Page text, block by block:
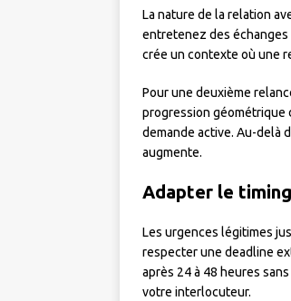
La nature de la relation
entretenez des échanges
crée un contexte où une
Pour une deuxième
progression géométrique
demande active. Au-delà
augmente.
Adapter le
Les urgences légitimes
respecter une deadline
après 24 à 48 heures
votre interlocuteur.